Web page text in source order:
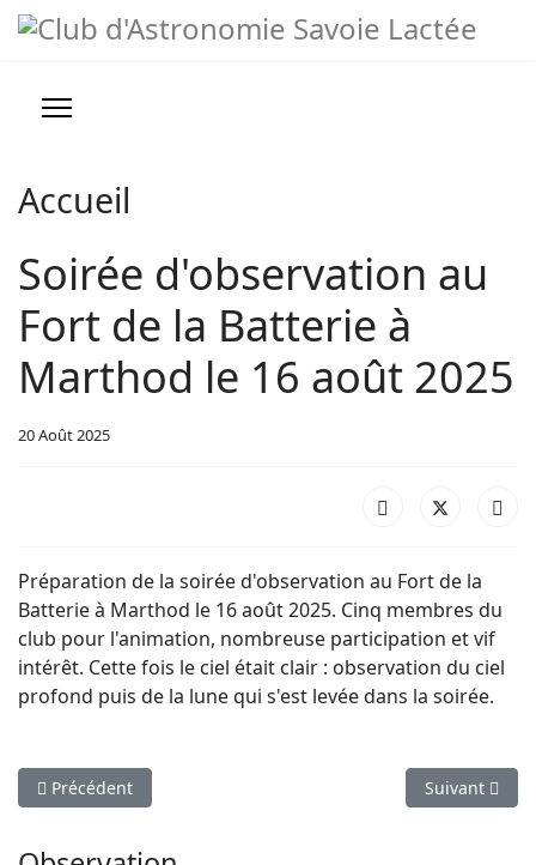
Astuces et Liens
Accueil
Soirée d'observation au
Fort de la Batterie à
Marthod le 16 août 2025
20 Août 2025
Préparation de la soirée d'observation au Fort de la
Batterie à Marthod le 16 août 2025. Cinq membres du
club pour l'animation, nombreuse participation et vif
intérêt. Cette fois le ciel était clair : observation du ciel
profond puis de la lune qui s'est levée dans la soirée.
Article précédent : Observations août 2025
Précédent Article
Suivant
précédente
précédent
suivante
suivant